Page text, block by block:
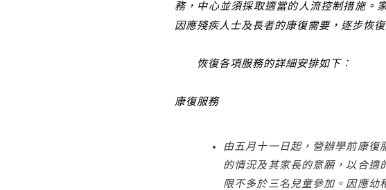
務，中心並須採取適當的人流控制措施。
因應殘疾人士及長者的康復需要，逐步恢
恢復各項服務的詳細安排如下︰
康復服務
由五月十一日起，營辦學前康復
的情況及其家長的意願，以合適
限不多於三名兒童參加。因應幼